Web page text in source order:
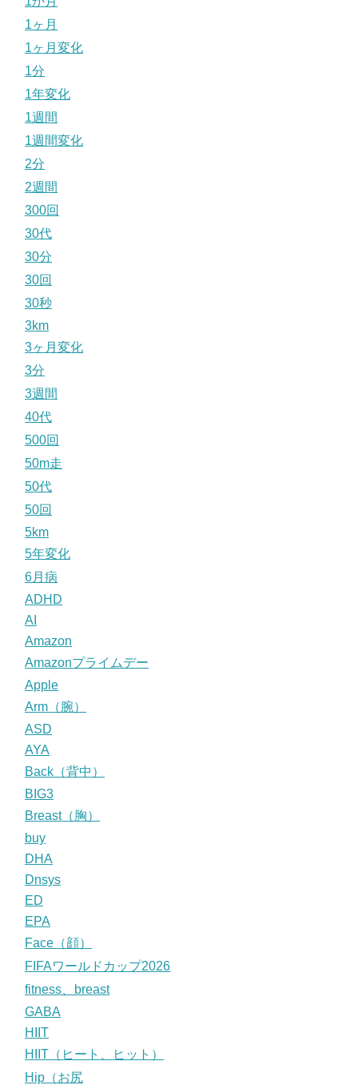
1ヶ月
1ヶ月変化
1分
1年変化
1週間
1週間変化
2分
2週間
300回
30代
30分
30回
30秒
3km
3ヶ月変化
3分
3週間
40代
500回
50m走
50代
50回
5km
5年変化
6月病
ADHD
AI
Amazon
Amazonプライムデー
Apple
Arm（腕）
ASD
AYA
Back（背中）
BIG3
Breast（胸）
buy
DHA
Dnsys
ED
EPA
Face（顔）
FIFAワールドカップ2026
fitness、breast
GABA
HIIT
HIIT（ヒート、ヒット）
Hip（お尻